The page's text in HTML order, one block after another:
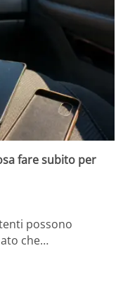
fare subito per
possono
che…